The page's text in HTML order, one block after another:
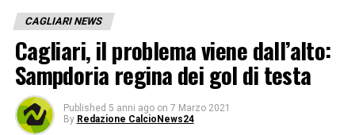
CAGLIARI NEWS
Cagliari, il problema viene dall’alto:
Sampdoria regina dei gol di testa
Published 5 anni ago on 7 Marzo 2021
By Redazione CalcioNews24